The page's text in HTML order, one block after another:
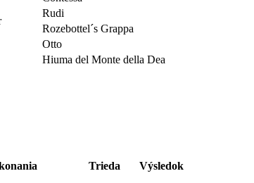
Rudi
Rozebottel´s Grappa
Otto
Hiuma del Monte della Dea
Trieda Výsledok